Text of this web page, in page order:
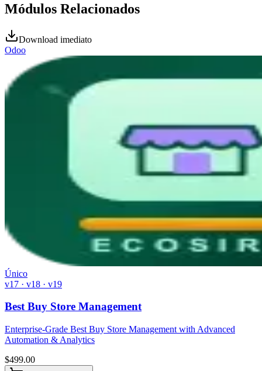
Módulos Relacionados
Download imediato
Odoo
Único
v17 · v18 · v19
Best Buy Store Management
Enterprise-Grade Best Buy Store Management with Advanced
Automation & Analytics
$499.00